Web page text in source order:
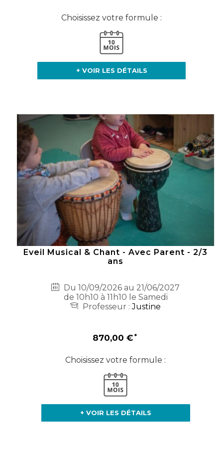
Choisissez votre formule :
+ VOIR LES DÉTAILS
Eveil Musical & Chant - Avec Parent - 2/3
ans
Du 10/09/2026 au 21/06/2027
de 10h10 à 11h10 le Samedi
Professeur :Justine
870,00 €
Choisissez votre formule :
+ VOIR LES DÉTAILS